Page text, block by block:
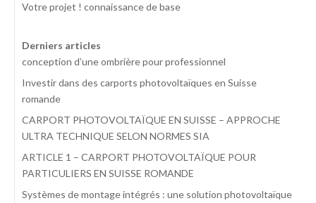
Votre projet ! connaissance de base
Derniers articles
conception d’une ombrière pour professionnel
Investir dans des carports photovoltaïques en Suisse
romande
CARPORT PHOTOVOLTAÏQUE EN SUISSE – APPROCHE
ULTRA TECHNIQUE SELON NORMES SIA
ARTICLE 1 – CARPORT PHOTOVOLTAÏQUE POUR
PARTICULIERS EN SUISSE ROMANDE
Systèmes de montage intégrés : une solution photovoltaïque